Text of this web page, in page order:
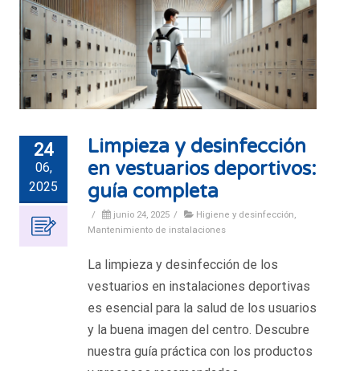
24
06,
2025
Limpieza y desinfección
en vestuarios deportivos:
guía completa
/ junio 24, 2025 / Higiene y desinfección,
Mantenimiento de instalaciones
La limpieza y desinfección de los
vestuarios en instalaciones deportivas
es esencial para la salud de los usuarios
y la buena imagen del centro. Descubre
nuestra guía práctica con los productos